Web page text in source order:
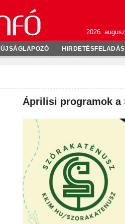
2026.
ÚJSÁGLAPOZÓ HIRDETÉSFELADÁS
Áprilisi programok a